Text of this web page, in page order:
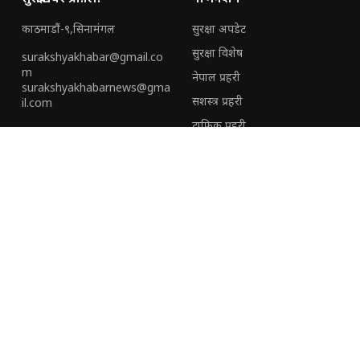
काठमाडौं-९,सिनामंगल
surakshyakhabar@gmail.co
m
surakshyakhabarnews@gma
il.com
सुरक्षा अपडेट
सुरक्षा विशेष
नेपाल प्रहरी
सशस्त्र प्रहरी
ट्राफिक प्रहरी